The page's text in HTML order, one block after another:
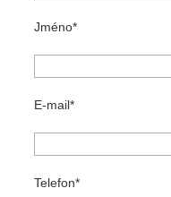
Jméno
E-mail
Telefon